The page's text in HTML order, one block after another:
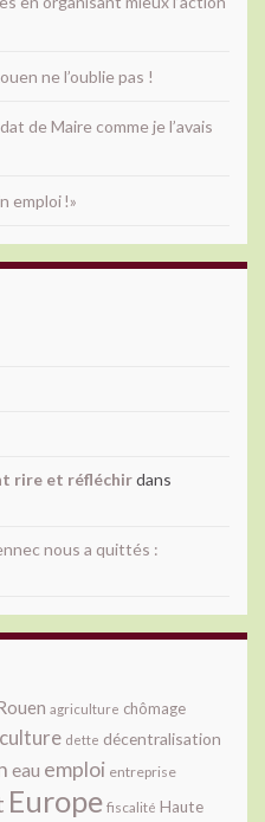
ne l’oublie pas !
de Maire comme je l’avais
emploi !»
rire et réfléchirdans
nous a quittés :
agriculture chômage
culture dette décentralisation
eau emploi entreprise
Europe fiscalité Haute